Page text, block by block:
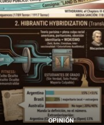
OPINIÓN